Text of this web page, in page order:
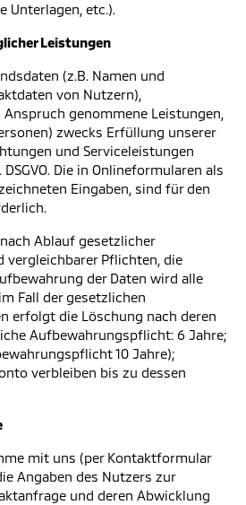
Unterlagen, etc.).
Leistungen
(z.B. Namen und
von Nutzern),
Anspruch genommene Leistungen,
zwecks Erfüllung unserer
und Serviceleistungen
Die in Onlineformularen als
Eingaben, sind für den
Ablauf gesetzlicher
vergleichbarer Pflichten, die
der Daten wird alle
Fall der gesetzlichen
erfolgt die Löschung nach deren
Aufbewahrungspflicht: 6 Jahre;
10 Jahre);
verbleiben bis zu dessen
mit uns (per Kontaktformular
Angaben des Nutzers zur
und deren Abwicklung